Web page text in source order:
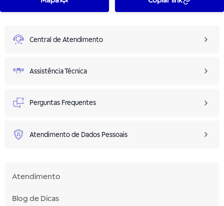
Central de Atendimento
Assistência Técnica
Perguntas Frequentes
Atendimento de Dados Pessoais
Atendimento
Blog de Dicas